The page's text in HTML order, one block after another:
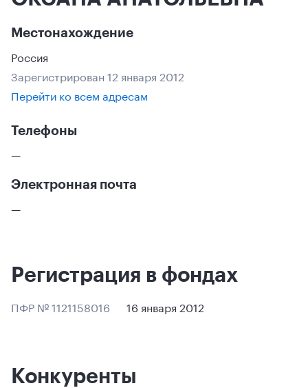
Местонахождение
Россия
Зарегистрирован 12 января 2012
Перейти ко всем адресам
Телефоны
—
Электронная почта
—
Регистрация в фондах
ПФР № 1121158016 16 января 2012
Конкуренты